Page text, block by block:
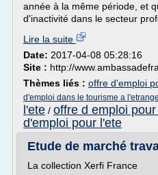
année à la même période, et
d'inactivité dans le secteur
Lire la suite
Date: 2017-04-08 05:28:16
Site : http://
Thèmes liés : offre d'emploi
d'emploi dans le tourisme a
l'ete / offre d emploi
d'emploi pour l'ete
Etude de marché
La collection Xerfi France